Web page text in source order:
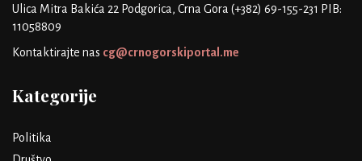
Ulica Mitra Bakića 22 Podgorica, Crna Gora (+382) 69-155-231 PIB:
11058809
Kontaktirajte nas cg@crnogorskiportal.me
Kategorije
Politika